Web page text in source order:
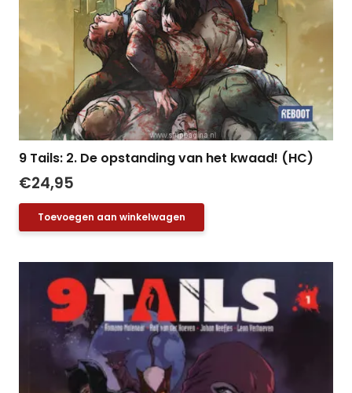
9 Tails: 2. De opstanding van het kwaad! (HC)
€24,95
Toevoegen aan winkelwagen